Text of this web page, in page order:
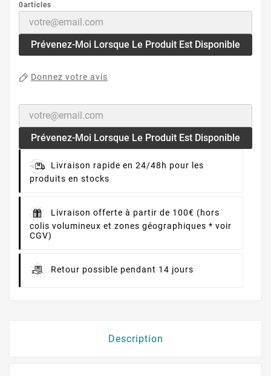
0articles
Prévenez-Moi Lorsque Le Produit Est Disponible
Donnez votre avis
Prévenez-Moi Lorsque Le Produit Est Disponible
Livraison rapide en 24/48h pour les
produits en stocks
Livraison offerte à partir de 100€ (hors
colis volumineux et zones géographiques * voir
CGV)
Retour possible pendant 14 jours
Description